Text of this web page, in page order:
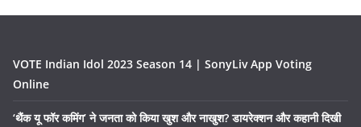
VOTE Indian Idol 2023 Season 14 | SonyLiv App Voting
Online
‘थैंक यू फॉर कमिंग’ ने जनता को किया खुश और नाखुश? डायरेक्शन और कहानी दिखी